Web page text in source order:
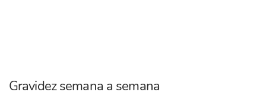
Gravidez semana a semana